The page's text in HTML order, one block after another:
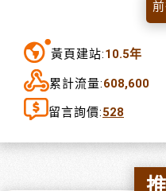
黃頁建站:10.5年
累計流量:608,600
留言詢價:528